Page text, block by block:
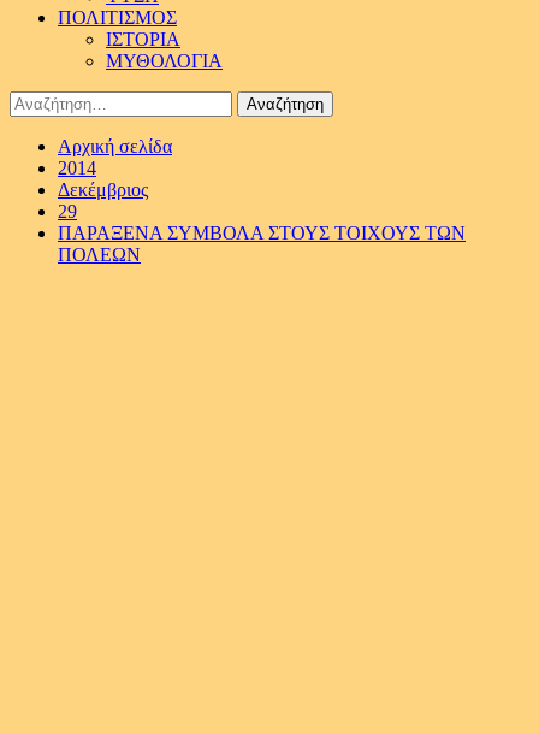
ΠΟΛΙΤΙΣΜΟΣ
ΙΣΤΟΡΙΑ
ΜΥΘΟΛΟΓΙΑ
Αναζήτηση
για:
Αρχική σελίδα
2014
Δεκέμβριος
29
ΠΑΡΑΞΕΝΑ ΣΥΜΒΟΛΑ ΣΤΟΥΣ ΤΟΙΧΟΥΣ ΤΩΝ
ΠΟΛΕΩΝ